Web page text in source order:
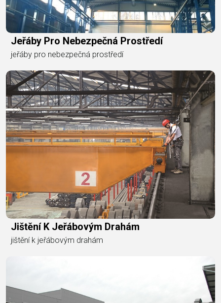
Jeřáby Pro Nebezpečná Prostředí
jeřáby pro nebezpečná prostředí
Jištění K Jeřábovým Drahám
jištění k jeřábovým drahám